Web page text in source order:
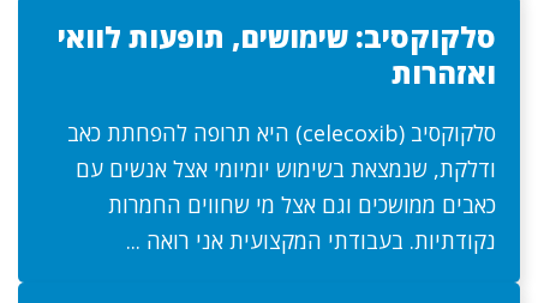
סלקוקסיב: שימושים, תופעות לוואי
ואזהרות
סלקוקסיב (celecoxib) היא תרופה להפחתת כאב
ודלקת, שנמצאת בשימוש יומיומי אצל אנשים עם
כאבים ממושכים וגם אצל מי שחווים החמרות
נקודתיות. בעבודתי המקצועית אני רואה ...